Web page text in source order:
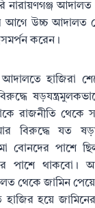
নারায়ণগঞ্জ আদালত
আগে উচ্চ আদালত
করেন।
হাজিরা
রাজনীতি থেকে
বিরুদ্ধে যত
বোনদের পাশে
পাশে থাকবো।
থেকে জামিন
হয়ে